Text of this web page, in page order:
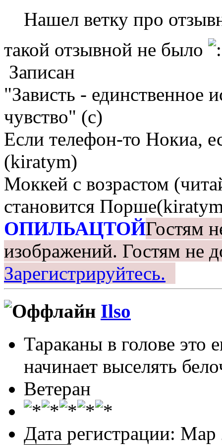
Нашел ветку про
такой отзывной не было
Записан
"Зависть - единственное
чувство" (с)
Если телефон-то Нокиа,
(kiratym)
Моккей с возрастом
становится
ОПИЛЬАЦТОЙГостям
изображений. Гостям не
Зарегистрируйтесь.
Ilso
Тараканы в голове это
начинает выселять
Ветеран
Дата регистрации: Мар